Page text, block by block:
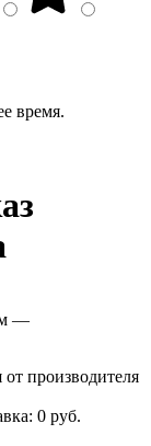
время.
—
от производителя
0 руб.